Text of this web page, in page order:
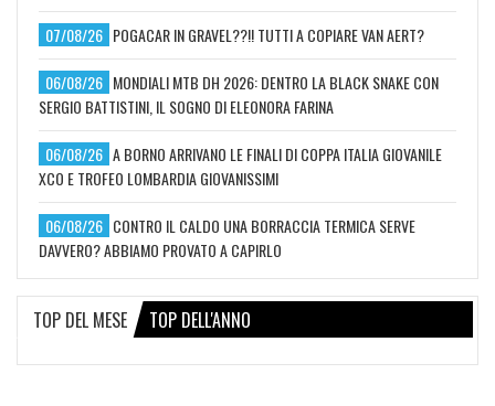
07/08/26 POGACAR IN GRAVEL??!! TUTTI A COPIARE VAN AERT?
06/08/26 MONDIALI MTB DH 2026: DENTRO LA BLACK SNAKE CON
SERGIO BATTISTINI, IL SOGNO DI ELEONORA FARINA
06/08/26 A BORNO ARRIVANO LE FINALI DI COPPA ITALIA GIOVANILE
XCO E TROFEO LOMBARDIA GIOVANISSIMI
06/08/26 CONTRO IL CALDO UNA BORRACCIA TERMICA SERVE
DAVVERO? ABBIAMO PROVATO A CAPIRLO
TOP DEL MESE TOP DELL'ANNO